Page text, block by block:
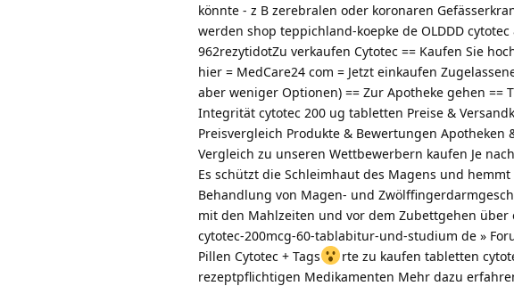
könnte ‑ z B zerebralen oder koronaren
werden shop teppichland-koepke de OLDDD
962rezytidotZu verkaufen Cytotec == Kaufen Sie
hier = MedCare24 com = Jetzt einkaufen
aber weniger Optionen) == Zur Apotheke gehen ==
Integrität cytotec 200 ug tabletten Preise &
Preisvergleich Produkte & Bewertungen
Vergleich zu unseren Wettbewerbern kaufen Je
Es schützt die Schleimhaut des Magens und
Behandlung von Magen- und
mit den Mahlzeiten und vor dem Zubettgehen
cytotec-200mcg-60-tablabitur-und-studium de »
Pillen Cytotec + Tags
rte zu kaufen tabletten
rezeptpflichtigen Medikamenten Mehr dazu